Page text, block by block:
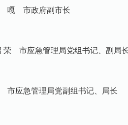
嘎 市政府副市长
荣 市应急管理局党组书记、副局
急管理局党副组书记、局长